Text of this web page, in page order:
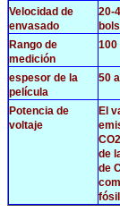
Velocidad de
envasado
20-
Rango de
medición
100
espesor de la
película
50
Potencia de
voltaje
El
de
de